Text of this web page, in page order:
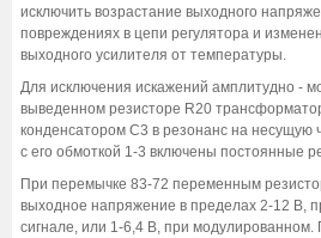
исключить возрастание выходного
повреждениях в цепи регулятора и
выходного усилителя от температуры.
Для исключения искажений амплитудно -
выведенном резисторе R20
конденсатором С3 в резонанс на несущую
с его обмоткой 1-3 включены постоянные
При перемычке 83-72 переменным
выходное напряжение в пределах 2-12 В,
сигнале, или 1-6,4 В, при